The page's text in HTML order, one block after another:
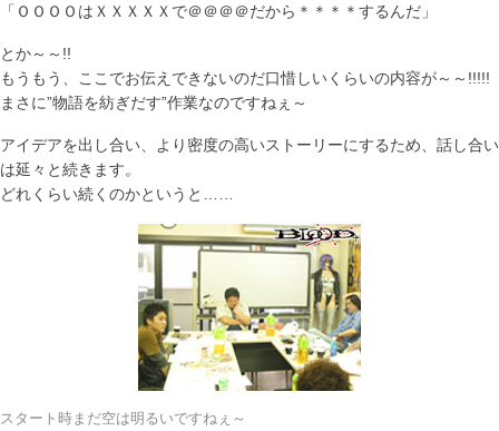
「ＯＯＯＯはＸＸＸＸＸで＠＠＠＠だから＊＊＊＊するんだ」
とか～～!!
もうもう、ここでお伝えできないのだ口惜しいくらいの内容が～～!!!!!
まさに”物語を紡ぎだす”作業なのですねぇ～
アイデアを出し合い、より密度の高いストーリーにするため、話し合い
は延々と続きます。
どれくらい続くのかというと……
スタート時まだ空は明るいですねぇ～